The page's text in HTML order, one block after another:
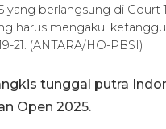
yang berlangsung di
harus mengakui
21. (ANTARA/HO-PBSI)
tunggal putra
Open 2025.